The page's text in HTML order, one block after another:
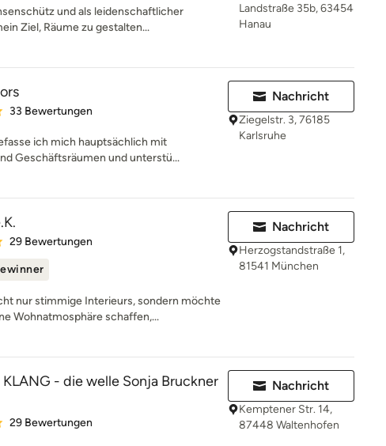
und als leidenschaftlicher
Ziel, Räume zu gestalten...
Landstraße 35b, 63454
Hanau
5 von 5 Sternen
33 Bewertungen
ich mich hauptsächlich mit
Geschäftsräumen und unterstü...
Nachricht
Ziegelstr. 3, 76185
Karlsruhe
4.9 von 5 Sternen
29 Bewertungen
nur stimmige Interieurs, sondern möchte
Wohnatmosphäre schaffen,...
Nachricht
Herzogstandstraße 1,
81541 München
KLANG - die welle Sonja Bruckner
4.9 von 5 Sternen
29 Bewertungen
Nachricht
Kemptener Str. 14,
87448 Waltenhofen